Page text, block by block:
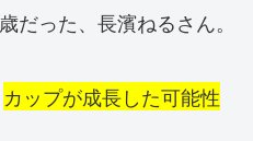
だった、長濱ねるさん。
カップが成長した可能性